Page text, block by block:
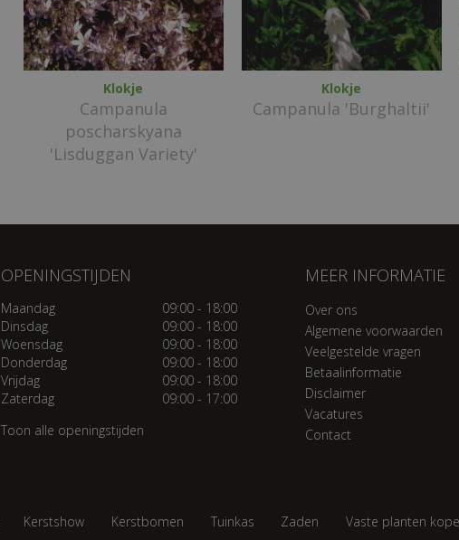
Klokje
Campanula
poscharskyana
'Lisduggan Variety'
Klokje
Campanula 'Burghaltii'
OPENINGSTIJDEN
Maandag
09:00 - 18:00
Dinsdag
09:00 - 18:00
Woensdag
09:00 - 18:00
Donderdag
09:00 - 18:00
Vrijdag
09:00 - 18:00
Zaterdag
09:00 - 17:00
Toon alle openingstijden
MEER INFORMATIE
Over ons
Algemene voorwaarden
Veelgestelde vragen
Betaalinformatie
Disclaimer
Vacatures
Contact
Kerstshow Kerstbomen Tuinkas Zaden Vaste planten